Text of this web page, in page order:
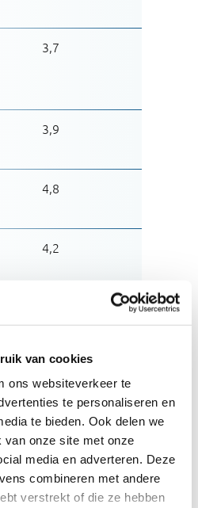
van cookies
ons websiteverkeer te
te personaliseren en
te bieden. Ook delen we
van onze site met onze
media en adverteren. Deze
combineren met andere
verstrekt of die ze hebben
3,7
3,9
4,8
4,2
6,8
5,0
5,1